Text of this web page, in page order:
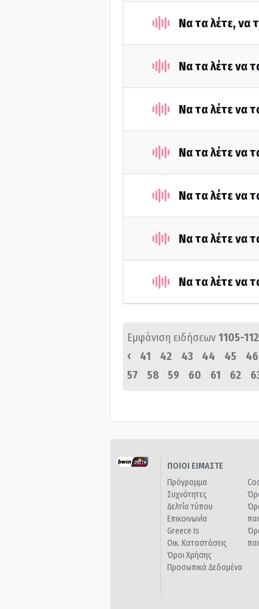
Να τα λέτε, να
Να τα λέτε να
Να τα λέτε να
Να τα λέτε να
Να τα λέτε να
Να τα λέτε να
Να τα λέτε να
Εμφάνιση ειδήσεων1105-
‹
41 42 43 44 45 46
57
58 59 60 61 62
ΠΟΙΟΙ ΕΙΜΑΣΤΕ
Πρόγραμμα
Συχνότητες
Δελτία τύπου
Επικοινωνία
Greece Is
Οικ. Καταστάσεις
Όροι Χρήσης
Προσωπικά Δεδομένα